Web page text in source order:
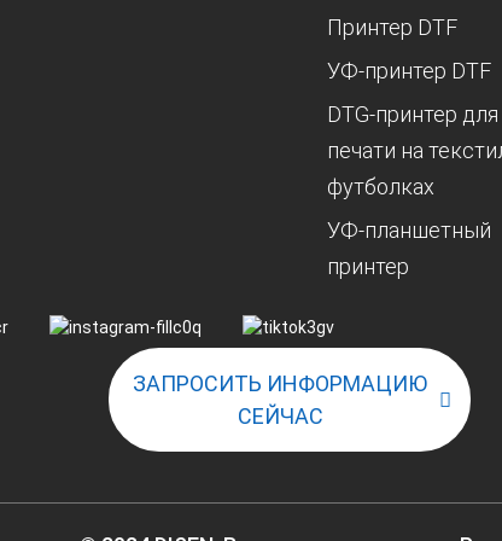
Принтер DTF
УФ-принтер DTF
DTG-принтер для
печати на
футболках
УФ-планшетный
принтер
ЗАПРОСИТЬ ИНФОРМАЦИЮ
СЕЙЧАС